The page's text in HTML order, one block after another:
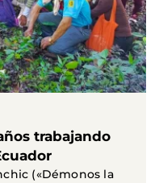
trabajando
(«Démonos la